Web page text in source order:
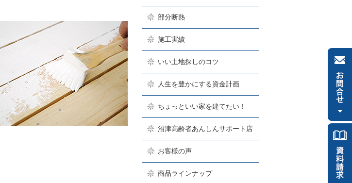
部分断熱
施工実績
いい土地探しのコツ
人生を豊かにする資金計画
ちょっといい家を建てたい！
沼津高齢者あんしんサポート店
お客様の声
商品ラインナップ